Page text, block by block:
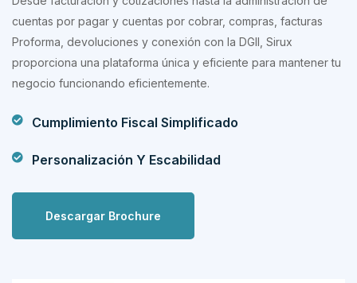
cuentas por pagar y cuentas por cobrar, compras, facturas
Proforma, devoluciones y conexión con la DGII, Sirux
proporciona una plataforma única y eficiente para mantener tu
negocio funcionando eficientemente.
Cumplimiento Fiscal Simplificado
Personalización Y Escabilidad
Descargar Brochure